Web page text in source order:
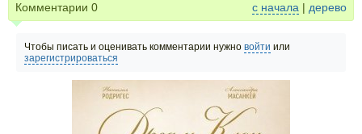
Комментарии 0 с начала | дерево
Чтобы писать и оценивать комментарии нужно войти или
зарегистрироваться